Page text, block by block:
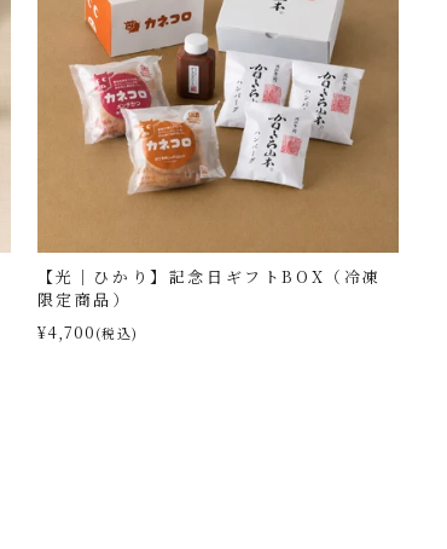
【光｜ひかり】記念日ギフトBOX（冷凍
限定商品）
¥4,700 (税込)